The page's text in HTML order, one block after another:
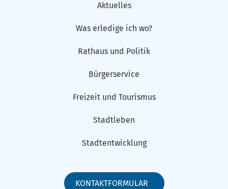
Aktuelles
Was erledige ich wo?
Rathaus und Politik
Bürgerservice
Freizeit und Tourismus
Stadtleben
Stadtentwicklung
KONTAKTFORMULAR